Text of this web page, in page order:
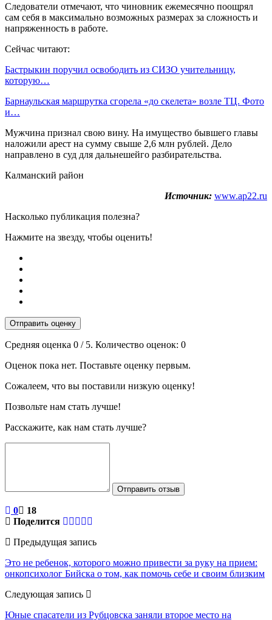
Следователи отмечают, что чиновник ежемесячно поощрял
сам себя в максимально возможных размерах за сложность и
напряженность в работе.
Сейчас читают:
Бастрыкин поручил освободить из СИЗО учительницу,
которую…
Барнаульская маршрутка сгорела «до скелета» возле ТЦ. Фото
и…
Мужчина признал свою вину. На имущество бывшего главы
наложили арест на сумму свыше 2,6 млн рублей. Дело
направлено в суд для дальнешейго разбирательства.
Калманский район
Источник: www.ap22.ru
Насколько публикация полезна?
Нажмите на звезду, чтобы оценить!
Отправить оценку
Средняя оценка 0 / 5. Количество оценок: 0
Оценок пока нет. Поставьте оценку первым.
Сожалеем, что вы поставили низкую оценку!
Позвольте нам стать лучше!
Расскажите, как нам стать лучше?
Отправить отзыв
0
18
Поделится
Предыдущая запись
Это не ребенок, которого можно привести за руку на прием:
онкопсихолог Бийска о том, как помочь себе и своим близким
Следующая запись
Юные спасатели из Рубцовска заняли второе место на